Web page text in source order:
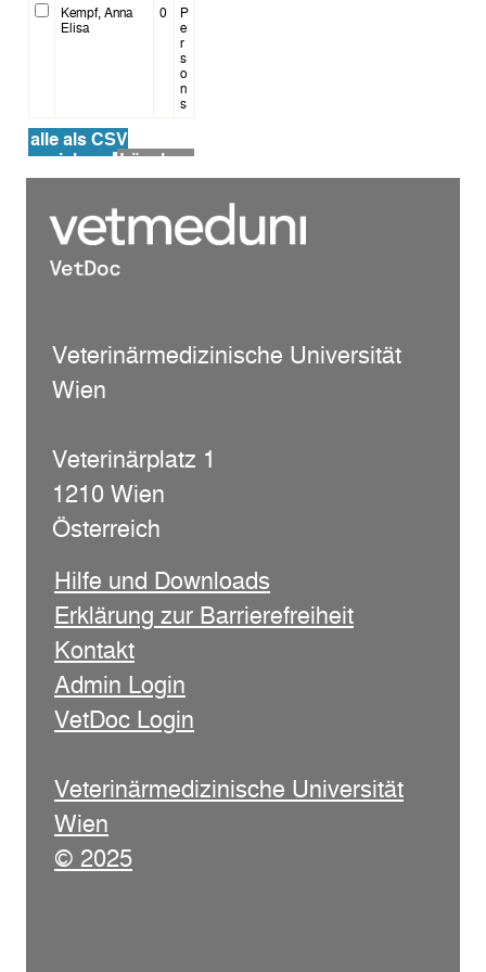
Kempf, Anna
Elisa
0
P
e
r
s
o
n
s
alle als CSV
speichern Löschen
Veterinärmedizinische Universität
Wien
Veterinärplatz 1
1210 Wien
Österreich
Hilfe und Downloads
Erklärung zur Barrierefreiheit
Kontakt
Admin Login
VetDoc Login
Veterinärmedizinische Universität
Wien
© 2025